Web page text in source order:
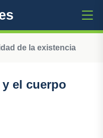
de la existencia
el cuerpo